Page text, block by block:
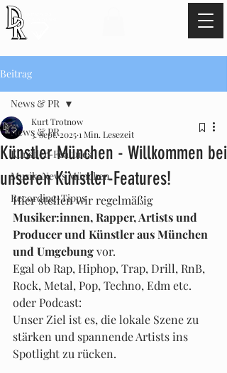
Beitrag
News & PR
Künstler-Features
Musik-News München
Recording-Tipps
News & PR
Künstler München - Willkommen bei
unseren Künstler-Features!
Kurt Trotnow
3. Sept. 20251 Min. Lesezeit
Hier stellen wir regelmäßig
Musiker:innen, Rapper, Artists und
Producer und Künstler aus München
und Umgebung vor.
Egal ob Rap, Hiphop, Trap, Drill, RnB,
Rock, Metal, Pop, Techno, Edm etc.
oder Podcast:
Unser Ziel ist es, die lokale Szene zu
stärken und spannende Artists ins
Spotlight zu rücken.